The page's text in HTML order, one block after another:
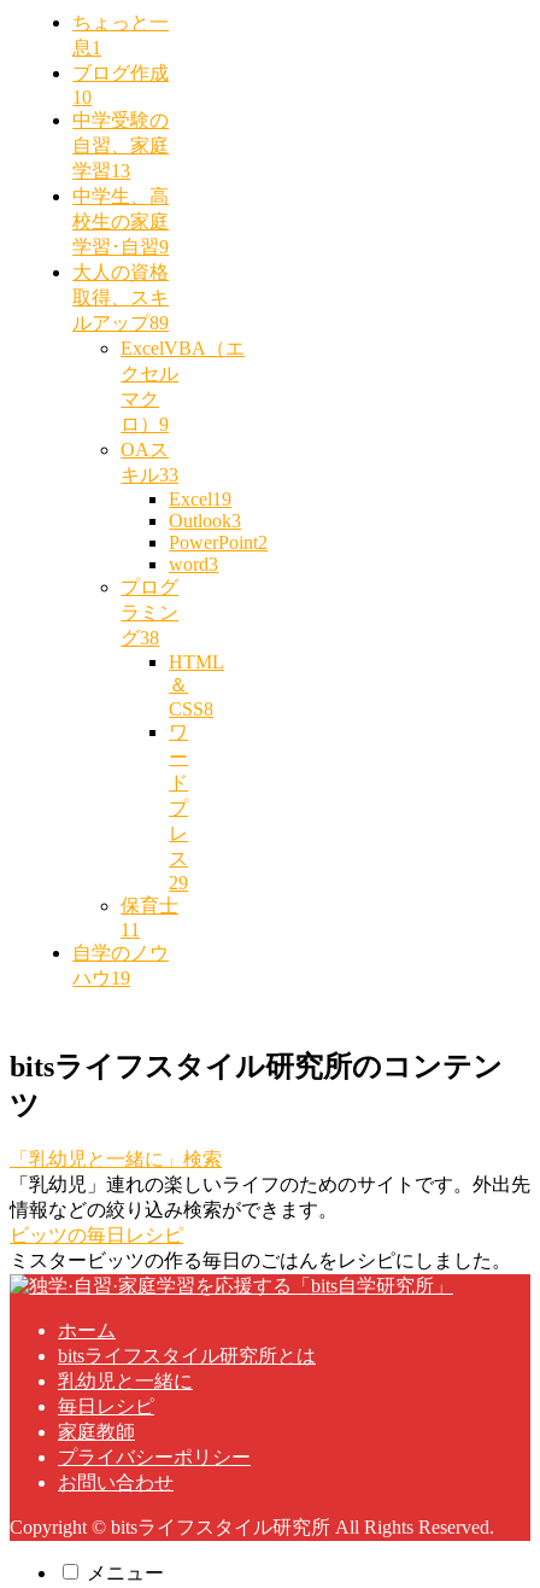
ちょっと一
息1
ブログ作成
10
中学受験の
自習、家庭
学習13
中学生、高
校生の家庭
学習･自習9
大人の資格
取得、スキ
ルアップ89
ExcelVBA（エ
クセル
マク
ロ）9
OAス
キル33
Excel19
Outlook3
PowerPoint2
word3
プログ
ラミン
グ38
HTML
＆
CSS8
ワ
ー
ド
プ
レ
ス
29
保育士
11
自学のノウ
ハウ19
bitsライフスタイル研究所のコンテン
ツ
「乳幼児と一緒に」検索
「乳幼児」連れの楽しいライフのためのサイトです。外出先
情報などの絞り込み検索ができます。
ビッツの毎日レシピ
ミスタービッツの作る毎日のごはんをレシピにしました。
ホーム
bitsライフスタイル研究所とは
乳幼児と一緒に
毎日レシピ
家庭教師
プライバシーポリシー
お問い合わせ
Copyright © bitsライフスタイル研究所 All Rights Reserved.
メニュー